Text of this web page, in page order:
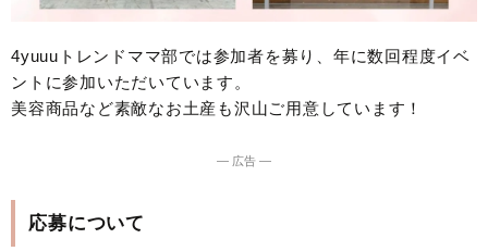
4yuuuトレンドママ部では参加者を募り、年に数回程度イベ
ントに参加いただいています。
美容商品など素敵なお土産も沢山ご用意しています！
― 広告 ―
応募について